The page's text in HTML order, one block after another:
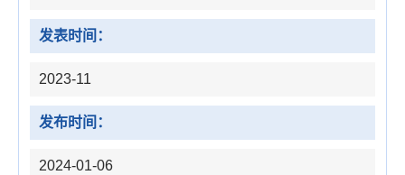
发表时间：
2023-11
发布时间：
2024-01-06